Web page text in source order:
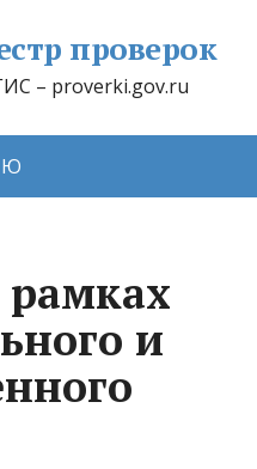
проверок
– proverki.gov.ru
и